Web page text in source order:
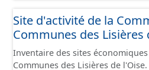
conformément aux prescriptions
Économiques. Ce lot ne contient
delà des prescriptions du CNIG
Site d'activité de la
Communes des Lisières
Inventaire des sites
Communes des Lisières de